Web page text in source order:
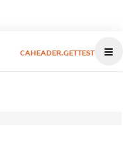
CAHEADER.GETTEST